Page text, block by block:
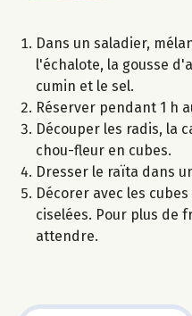
Dans un saladier,
l'échalote, la gousse
cumin et le sel.
Réserver pendant 1 h
Découper les radis, la
chou-fleur en cubes.
Dresser le raïta dans
Décorer avec les
ciselées. Pour plus de
attendre.